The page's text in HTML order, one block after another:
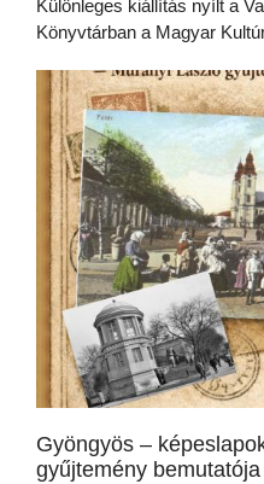
Különleges kiállítás nyílt a
Könyvtárban a Magyar
Gyöngyös –
gyűjtemény bemutatója